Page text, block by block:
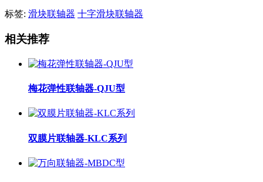
标签: 滑块联轴器 十字滑块联轴器
相关推荐
梅花弹性联轴器-QJU型
双膜片联轴器-KLC系列